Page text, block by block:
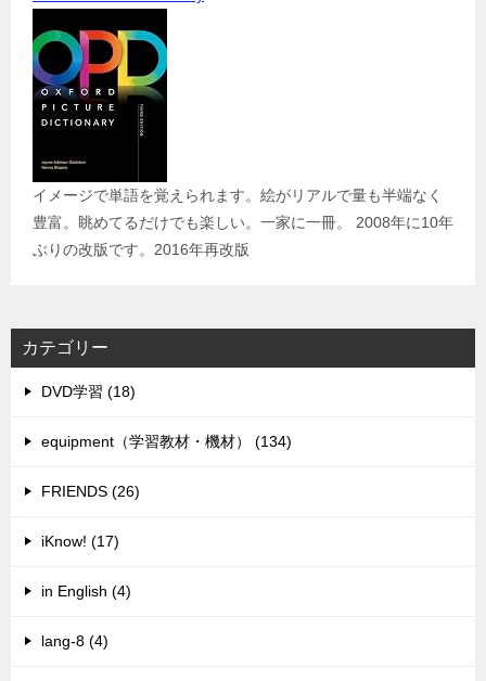
イメージで単語を覚えられます。絵がリアルで量も半端なく
豊富。眺めてるだけでも楽しい。一家に一冊。 2008年に10年
ぶりの改版です。2016年再改版
カテゴリー
DVD学習 (18)
equipment（学習教材・機材） (134)
FRIENDS (26)
iKnow! (17)
in English (4)
lang-8 (4)